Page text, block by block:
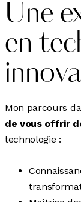
Une
en
Mon parcours
de vous offrir
technologie :